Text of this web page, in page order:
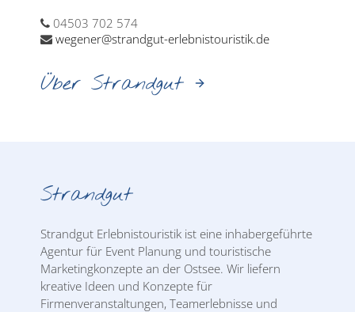
04503 702 574
wegener@strandgut-erlebnistouristik.de
Über Strandgut
Strandgut
Strandgut Erlebnistouristik ist eine inhabergeführte
Agentur für Event Planung und touristische
Marketingkonzepte an der Ostsee. Wir liefern
kreative Ideen und Konzepte für
Firmenveranstaltungen, Teamerlebnisse und